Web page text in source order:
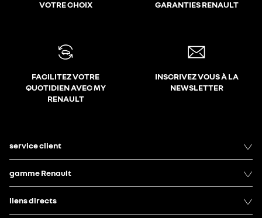
VOTRE CHOIX
GARANTIES RENAULT
FACILITEZ VOTRE
QUOTIDIEN AVEC MY
RENAULT
INSCRIVEZ VOUS À LA
NEWSLETTER
service client
gamme Renault
liens directs